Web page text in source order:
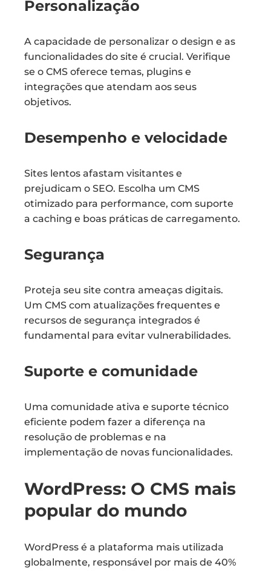
Personalização
A capacidade de personalizar o design e as
funcionalidades do site é crucial. Verifique
se o CMS oferece temas, plugins e
integrações que atendam aos seus
objetivos.
Desempenho e velocidade
Sites lentos afastam visitantes e
prejudicam o SEO. Escolha um CMS
otimizado para performance, com suporte
a caching e boas práticas de carregamento.
Segurança
Proteja seu site contra ameaças digitais.
Um CMS com atualizações frequentes e
recursos de segurança integrados é
fundamental para evitar vulnerabilidades.
Suporte e comunidade
Uma comunidade ativa e suporte técnico
eficiente podem fazer a diferença na
resolução de problemas e na
implementação de novas funcionalidades.
WordPress: O CMS mais
popular do mundo
WordPress é a plataforma mais utilizada
globalmente, responsável por mais de 40%